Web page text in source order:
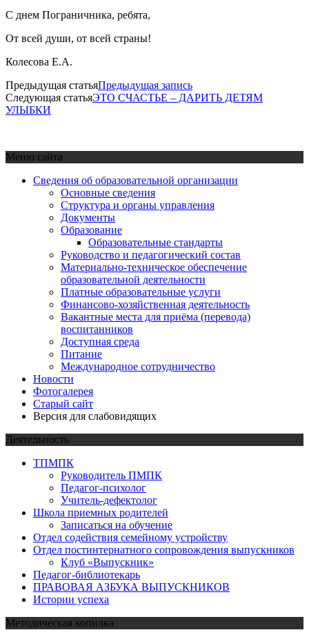
С днем Пограничника, ребята,
От всей души, от всей страны!
Колесова Е.А.
Предыдущая статьяПредыдущая запись
Следующая статьяЭТО СЧАСТЬЕ – ДАРИТЬ ДЕТЯМ
УЛЫБКИ
Меню сайта
Сведения об образовательной организации
Основные сведения
Структура и органы управления
Документы
Образование
Образовательные стандарты
Руководство и педагогический состав
Материально-техническое обеспечение
образовательной деятельности
Платные образовательные услуги
Финансово-хозяйственная деятельность
Вакантные места для приёма (перевода)
воспитанников
Доступная среда
Питание
Международное сотрудничество
Новости
Фотогалерея
Старый сайт
Версия для слабовидящих
Деятельность
ТПМПК
Руководитель ПМПК
Педагог-психолог
Учитель-дефектолог
Школа приемных родителей
Записаться на обучение
Отдел содействия семейному устройству
Отдел постинтернатного сопровождения выпускников
Клуб «Выпускник»
Педагог-библиотекарь
ПРАВОВАЯ АЗБУКА ВЫПУСКНИКОВ
Истории успеха
Методическая копилка